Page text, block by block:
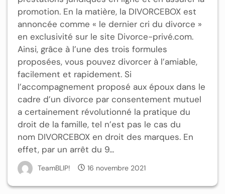
promotion. En la matière, la DIVORCEBOX est
annoncée comme « le dernier cri du divorce »
en exclusivité sur le site Divorce-privé.com.
Ainsi, grâce à l’une des trois formules
proposées, vous pouvez divorcer à l’amiable,
facilement et rapidement. Si
l’accompagnement proposé aux époux dans le
cadre d’un divorce par consentement mutuel
a certainement révolutionné la pratique du
droit de la famille, tel n’est pas le cas du
nom DIVORCEBOX en droit des marques. En
effet, par un arrêt du 9...
TeamBLIP! 16 novembre 2021